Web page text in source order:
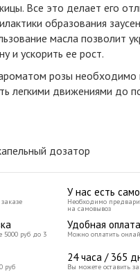
Все это делает его
образования
масла позволит
и ускорить ее рост.
розы необходимо
легкими движениями до
дозатор
У нас есть
Необходимо
на самовывоз
5000 руб до 3
Удобная оплата
Можно оплатить
руб
24 часа / 365
Вы можете оставить